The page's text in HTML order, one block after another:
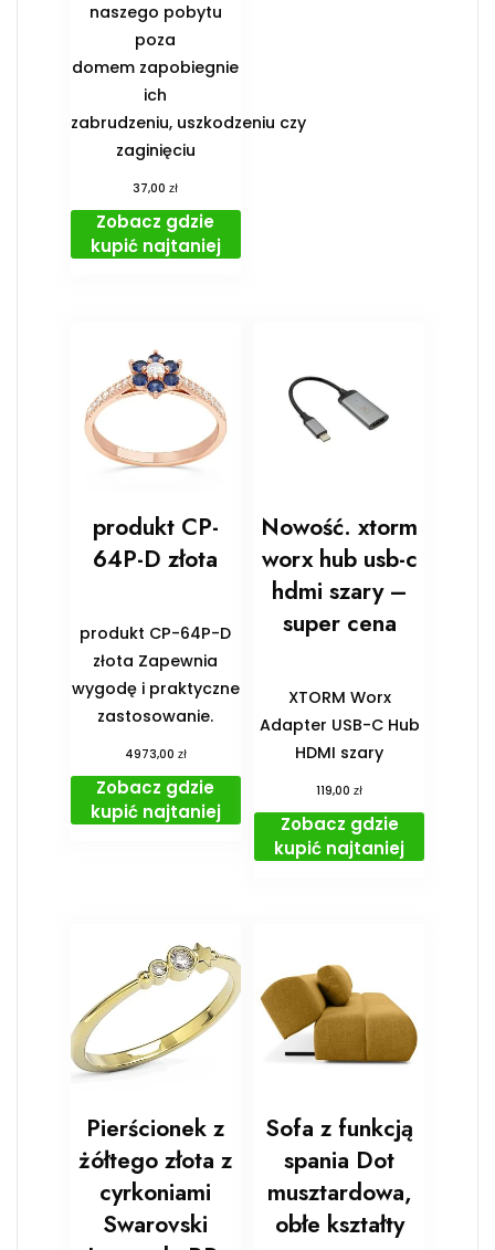
naszego pobytu
poza
domem zapobiegnie
ich
zabrudzeniu, uszkodzeniu czy
zaginięciu
37,00zł
Zobacz gdzie
kupić najtaniej
produkt CP-
64P-D złota
produkt CP-64P-D
złota Zapewnia
wygodę i praktyczne
zastosowanie.
4973,00 zł
Zobacz gdzie
kupić najtaniej
Nowość. xtorm
worx hub usb-c
hdmi szary –
super cena
XTORM Worx
Adapter USB-C Hub
HDMI szary
119,00zł
Zobacz gdzie
kupić najtaniej
Pierścionek z
żółtego złota z
cyrkoniami
Swarovski
Sofa z funkcją
spania Dot
musztardowa,
obłe kształty